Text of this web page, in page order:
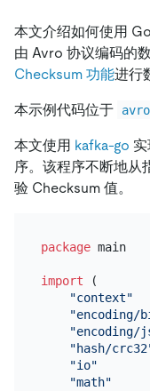
本文介绍如何使用
由 Avro 协议编码的
Checksum 功能进行
本示例代码位于
本文使用 kafka-go
序。该程序不断地从
验 Checksum 值。
package main
import (
"context"
"encoding/
"encoding/
"hash/
"io"
"math"